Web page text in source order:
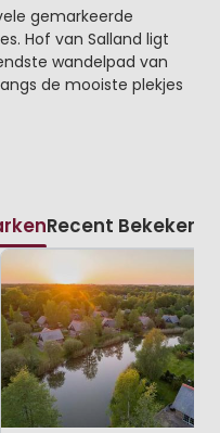
gemarkeerde
Hof van Salland ligt
wandelpad van
de mooiste plekjes
Recent Bekeken